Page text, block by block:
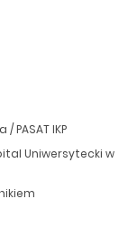
IKP
Uniwersytecki w